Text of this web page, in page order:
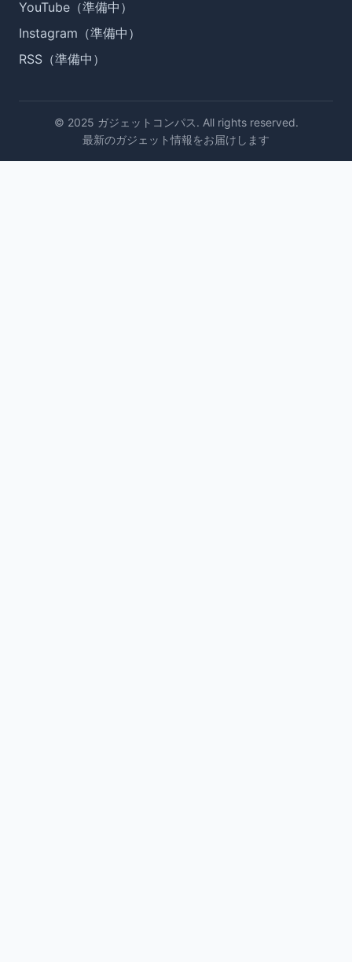
YouTube（準備中）
Instagram（準備中）
RSS（準備中）
© 2025 ガジェットコンパス. All rights reserved.
最新のガジェット情報をお届けします